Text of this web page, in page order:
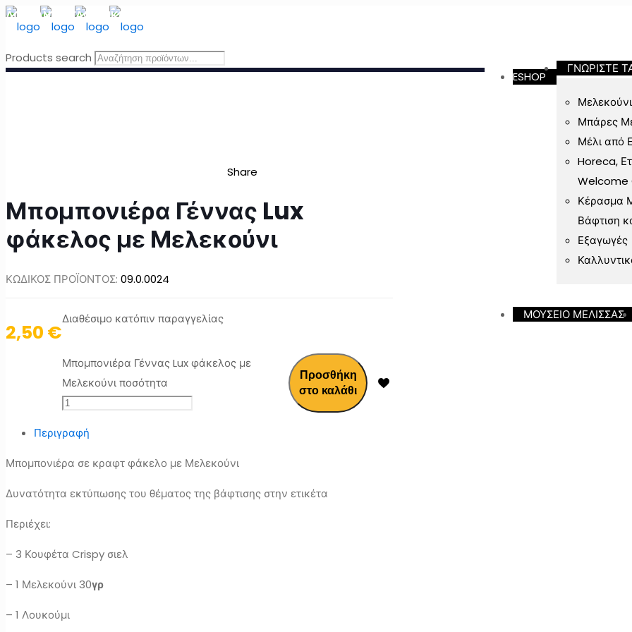
ΔΩΡΕΑΝ ΜΕΤΑΦΟΡΙΚΑ
ESHOP
ΓΝΩΡΙΣΤΕ
Μπάρες
Μέλι από
Horeca,
Welcome
Κέρασμα
Βάφτιση
Εξαγωγές
ΜΟΥΣΕΙΟ ΜΕΛΙΣΣΑΣ
Products search
Share
Μπομπονιέρα Γέννας Lux
φάκελος με Μελεκούνι
ΚΩΔΙΚΟΣ ΠΡΟΪΟΝΤΟΣ: 09.0.0024
2,50 €
Διαθέσιμο κατόπιν παραγγελίας
Μπομπονιέρα Γέννας Lux φάκελος με
Μελεκούνι ποσότητα
Προσθήκη
στο καλάθι
Περιγραφή
Μπομπονιέρα σε κραφτ φάκελο με Μελεκούνι
Δυνατότητα εκτύπωσης του θέματος της βάφτισης στην ετικέτα
Περιέχει:
– 3 Κουφέτα Crispy σιελ
– 1 Μελεκούνι 30γρ
– 1 Λουκούμι